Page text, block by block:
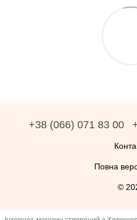
+38 (066) 071 83 00
Повна
©